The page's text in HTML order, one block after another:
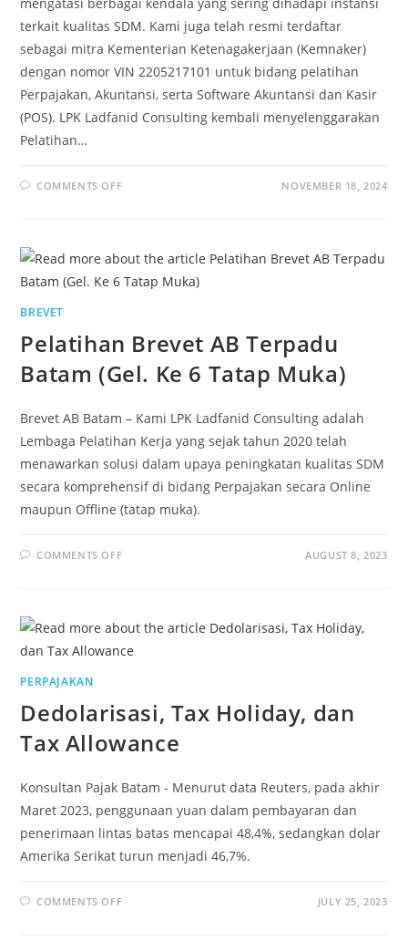
terkait kualitas SDM. Kami juga telah resmi terdaftar
sebagai mitra Kementerian Ketenagakerjaan (Kemnaker)
dengan nomor VIN 2205217101 untuk bidang pelatihan
Perpajakan, Akuntansi, serta Software Akuntansi dan Kasir
(POS). LPK Ladfanid Consulting kembali menyelenggarakan
Pelatihan…
COMMENTS OFF NOVEMBER 18, 2024
BREVET
Pelatihan Brevet AB Terpadu
Batam (Gel. Ke 6 Tatap Muka)
Brevet AB Batam – Kami LPK Ladfanid Consulting adalah
Lembaga Pelatihan Kerja yang sejak tahun 2020 telah
menawarkan solusi dalam upaya peningkatan kualitas SDM
secara komprehensif di bidang Perpajakan secara Online
maupun Offline (tatap muka).
COMMENTS OFF AUGUST 8, 2023
PERPAJAKAN
Dedolarisasi, Tax Holiday, dan
Tax Allowance
Konsultan Pajak Batam - Menurut data Reuters, pada akhir
Maret 2023, penggunaan yuan dalam pembayaran dan
penerimaan lintas batas mencapai 48,4%, sedangkan dolar
Amerika Serikat turun menjadi 46,7%.
COMMENTS OFF JULY 25, 2023